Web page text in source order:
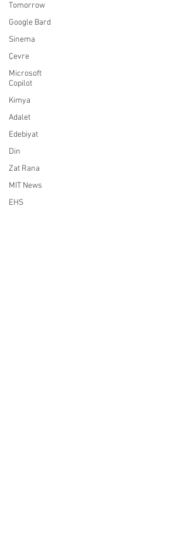
Tomorrow
Google Bard
Sinema
Çevre
Microsoft
Copilot
Kimya
Adalet
Edebiyat
Din
Zat Rana
MIT News
EHS